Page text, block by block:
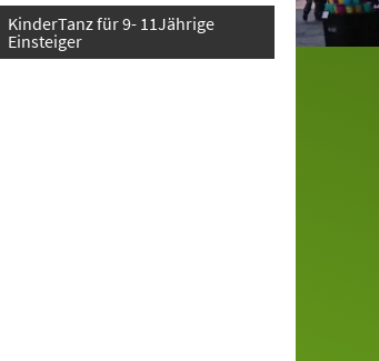
KinderTanz für 9- 11Jährige
Einsteiger